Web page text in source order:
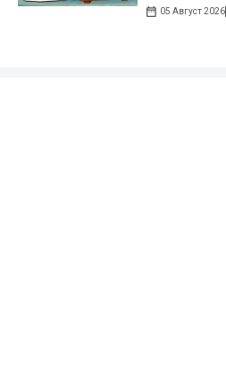
05 Август 2026